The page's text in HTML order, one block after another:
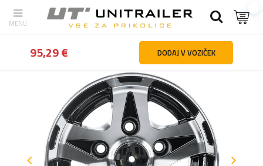
Nazaj domov Kolesa platišča pnevmatike Platišča za prikolice
95,29 € DODAJ V VOZIČEK